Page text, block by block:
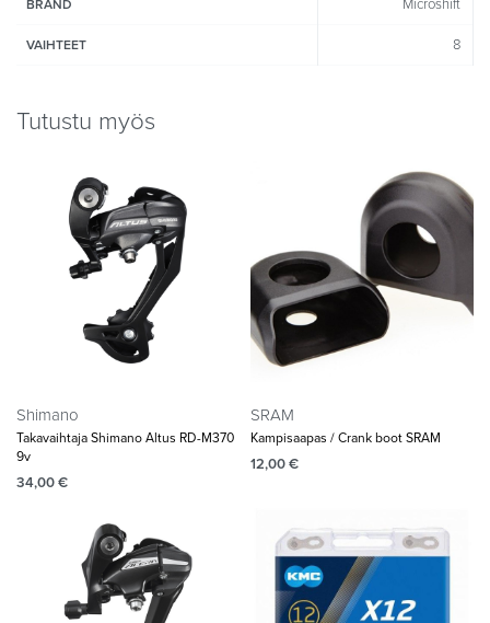
BRAND Microshift
VAIHTEET 8
Tutustu myös
Shimano
Takavaihtaja Shimano Altus RD-M370
9v
34,00€
SRAM
Kampisaapas / Crank boot SRAM
12,00€